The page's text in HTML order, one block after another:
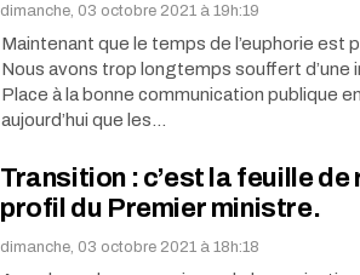
dimanche, 03 octobre 2021 à 19h:19
Maintenant que le temps de l’euphorie est
Nous avons trop longtemps souffert d’une
Place à la bonne communication publique
aujourd’hui que les…
Transition : c’est la feuille
profil du Premier ministre.
dimanche, 03 octobre 2021 à 18h:18